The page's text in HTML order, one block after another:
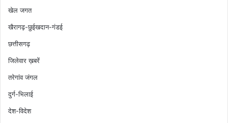
खेल जगत
खैरागढ़-छुईखदान-गंडई
छत्तीसगढ़
जिलेवार ख़बरें
तरेगांव जंगल
दुर्ग-भिलाई
देश-विदेश